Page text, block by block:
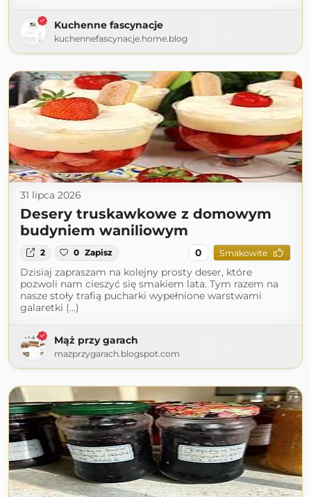
Kuchenne fascynacje
kuchennefascynacje.home.blog
31 lipca 2026
Desery truskawkowe z domowym
budyniem waniliowym
2 0 Zapisz 0 Smakowite
Dzisiaj zapraszam na kolejny prosty deser, które
pozwoli nam cieszyć się smakiem lata. Tym razem na
nasze stoły trafią pucharki wypełnione warstwami
galaretki (...)
Mąż przy garach
mazprzygarach.blogspot.com